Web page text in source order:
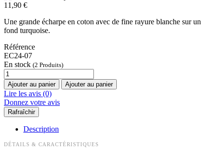
11,90 €
Une grande écharpe en coton avec de fine rayure blanche sur un
fond turquoise.
Référence
EC24-07
En stock (2 Produits)
Ajouter au panier Ajouter au panier
Lire les avis (0)
Donnez votre avis
Description
DÉTAILS & CARACTÉRISTIQUES